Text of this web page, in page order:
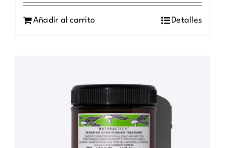
Añadir al carrito Detalles